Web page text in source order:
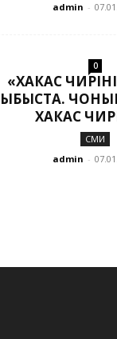
admin -
0
«ХАКАС
ХАКАС
СМИ
admin -